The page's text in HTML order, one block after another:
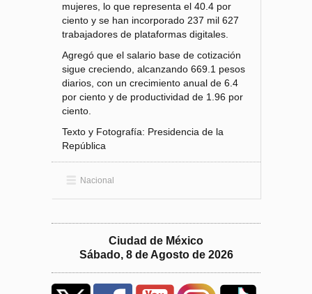
mujeres, lo que representa el 40.4 por
ciento y se han incorporado 237 mil 627
trabajadores de plataformas digitales.
Agregó que el salario base de cotización
sigue creciendo, alcanzando 669.1 pesos
diarios, con un crecimiento anual de 6.4
por ciento y de productividad de 1.96 por
ciento.
Texto y Fotografía: Presidencia de la
República
Nacional
Ciudad de México
Sábado, 8 de Agosto de 2026